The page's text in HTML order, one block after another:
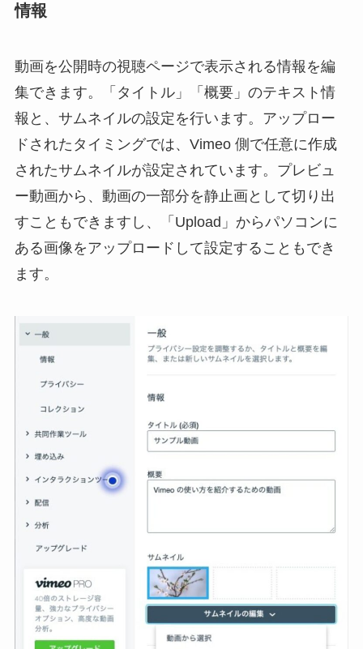
情報
動画を公開時の視聴ページで表示される情報を編
集できます。「タイトル」「概要」のテキスト情
報と、サムネイルの設定を行います。アップロー
ドされたタイミングでは、Vimeo 側で任意に作成
されたサムネイルが設定されています。プレビュ
ー動画から、動画の一部分を静止画として切り出
すこともできますし、「Upload」からパソコンに
ある画像をアップロードして設定することもでき
ます。